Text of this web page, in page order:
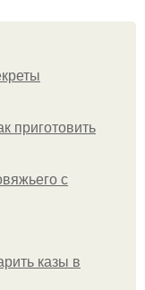
приготовить
с
казы в